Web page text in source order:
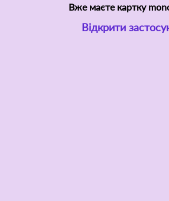
Вже маєте картку
Відкрити